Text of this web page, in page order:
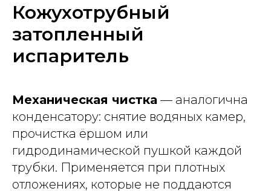
Кожухотрубный
затопленный
испаритель
Механическая чистка — аналогична
конденсатору: снятие водяных камер,
прочистка ёршом или
гидродинамической пушкой каждой
трубки. Применяется при плотных
отложениях, которые не поддаются